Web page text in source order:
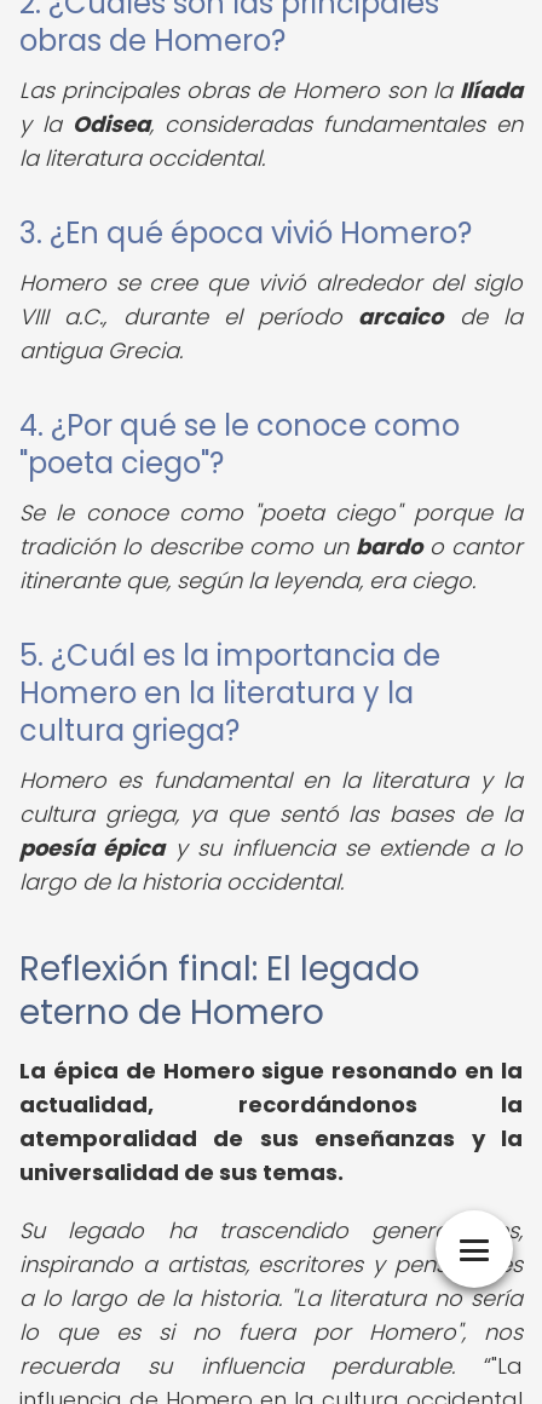
obras de Homero?
Las principales obras de Homero son la Ilíada
y la Odisea, consideradas fundamentales en
la literatura occidental.
3. ¿En qué época vivió Homero?
Homero se cree que vivió alrededor del siglo
VIII a.C., durante el período arcaicode la
antigua Grecia.
4. ¿Por qué se le conoce como
"poeta ciego"?
Se le conoce como "poeta ciego" porque la
tradición lo describe como un bardoo cantor
itinerante que, según la leyenda, era ciego.
5. ¿Cuál es la importancia de
Homero en la literatura y la
cultura griega?
Homero es fundamental en la literatura y la
cultura griega, ya que sentó las bases de la
poesía épicay su influencia se extiende a lo
largo de la historia occidental.
Reflexión final: El legado
eterno de Homero
La épica de Homero sigue resonando en la
actualidad, recordándonos la
atemporalidad de sus enseñanzas y la
universalidad de sus temas.
Su legado ha trascendido generaciones,
inspirando a artistas, escritores y pensadores
a lo largo de la historia. "La literatura no sería
lo que es si no fuera por Homero", nos
recuerda su influencia perdurable.
"La